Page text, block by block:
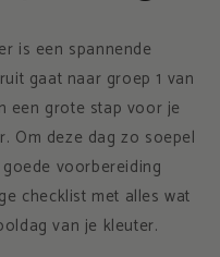
is een spannende
gaat naar groep 1 van
een grote stap voor je
Om deze dag zo soepel
voorbereiding
checklist met alles wat
van je kleuter.